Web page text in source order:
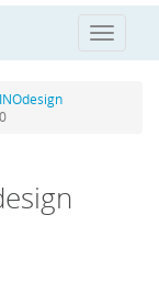
Toggle